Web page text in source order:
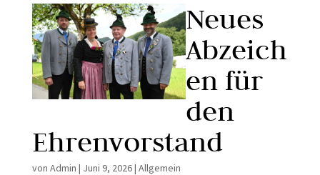
Neues
Abzeich
en für
den
Ehrenvorstand
von Admin | Juni 9, 2026| Allgemein